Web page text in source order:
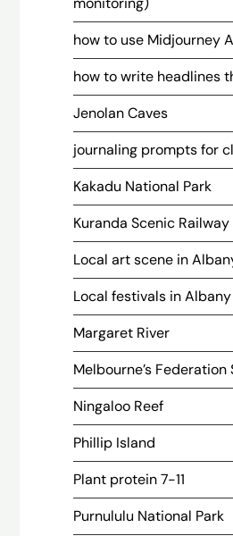
how to use Midjourney
how to write headlines
Jenolan Caves
journaling prompts for
Kakadu National Park
Kuranda Scenic Railway
Local art scene in
Local festivals in Albany
Margaret River
Melbourne’s Federation
Ningaloo Reef
Phillip Island
Plant protein 7-11
Purnululu National Park